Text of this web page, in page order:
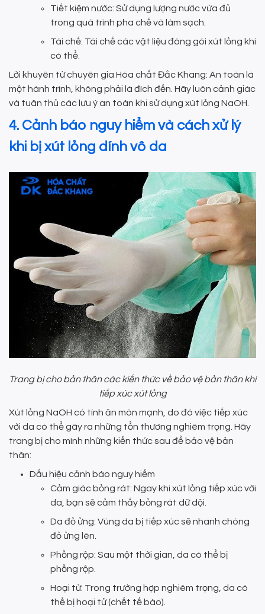
Tiết kiệm nước: Sử dụng lượng nước vừa đủ
trong quá trình pha chế và làm sạch.
Tái chế: Tái chế các vật liệu đóng gói xút lỏng khi
có thể.
Lời khuyên từ chuyên gia Hóa chất Đắc Khang: An toàn là
một hành trình, không phải là đích đến. Hãy luôn cảnh giác
và tuân thủ các lưu ý an toàn khi sử dụng xút lỏng NaOH.
4. Cảnh báo nguy hiểm và cách xử lý
khi bị xút lỏng dính vô da
Trang bị cho bản thân các kiến thức về bảo vệ bản thân khi
tiếp xúc xút lỏng
Xút lỏng NaOH có tính ăn mòn mạnh, do đó việc tiếp xúc
với da có thể gây ra những tổn thương nghiêm trọng. Hãy
trang bị cho mình những kiến thức sau để bảo vệ bản
thân:
Dấu hiệu cảnh báo nguy hiểm
Cảm giác bỏng rát: Ngay khi xút lỏng tiếp xúc với
da, bạn sẽ cảm thấy bỏng rát dữ dội.
Da đỏ ửng: Vùng da bị tiếp xúc sẽ nhanh chóng
đỏ ửng lên.
Phồng rộp: Sau một thời gian, da có thể bị
phồng rộp.
Hoại tử: Trong trường hợp nghiêm trọng, da có
thể bị hoại tử (chết tế bào).